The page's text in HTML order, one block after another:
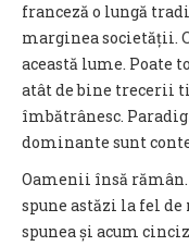
franceză o lungă
marginea societății.
această lume. Poate
atât de bine trecerii
îmbătrânesc.
dominante sunt
Oamenii însă rămân.
spune astăzi la fel
spunea și acum